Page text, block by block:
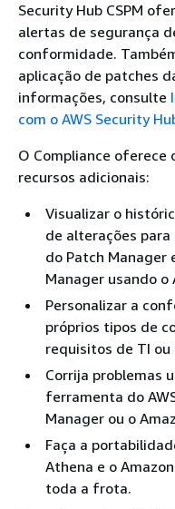
Security Hub CSPM
alertas de segurança
conformidade.
aplicação de patches
informações, consulte
com o AWS Security
O Compliance oferece
recursos adicionais:
Visualizar o
de alterações
do Patch Manager
Manager usando o
Personalizar a
próprios tipos de
requisitos de TI ou
Corrija problemas
ferramenta do
Manager ou o
Faça a
Athena e o
toda a frota.